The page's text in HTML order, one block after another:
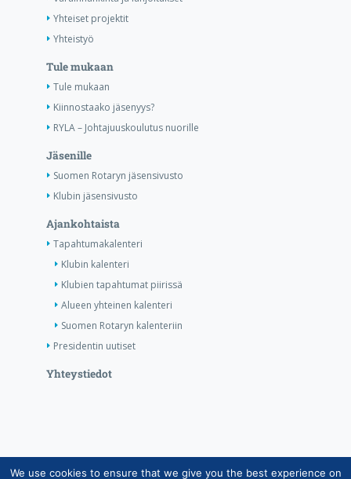
Yhteiset projektit
Yhteistyö
Tule mukaan
Tule mukaan
Kiinnostaako jäsenyys?
RYLA – Johtajuuskoulutus nuorille
Jäsenille
Suomen Rotaryn jäsensivusto
Klubin jäsensivusto
Ajankohtaista
Tapahtumakalenteri
Klubin kalenteri
Klubien tapahtumat piirissä
Alueen yhteinen kalenteri
Suomen Rotaryn kalenteriin
Presidentin uutiset
Yhteystiedot
Copyright © Suomen Rotarypalvelu ry 2026 |
We use cookies to ensure that we give you the best experience on